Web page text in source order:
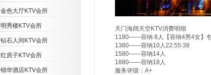
金色大厅KTV会所
明秀楼KTV会所
钻石人间KTV会所
红房子KTV会所
锦华酒店KTV会所
天门海阔天空KTV消费明细
1180——容纳 8人【容纳4男4女】
1380——容纳10人22:55:38
1580——容纳14人
1880——容纳18人
服务评级：A+